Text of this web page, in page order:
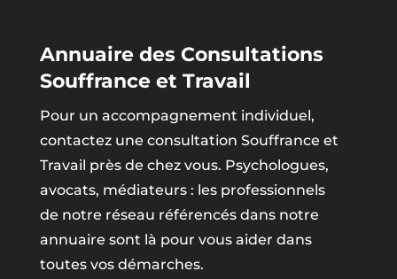
Annuaire des Consultations
Souffrance et Travail
Pour un accompagnement individuel,
contactez une consultation Souffrance et
Travail près de chez vous. Psychologues,
avocats, médiateurs : les professionnels
de notre réseau référencés dans notre
annuaire sont là pour vous aider dans
toutes vos démarches.